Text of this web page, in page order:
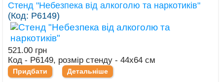
Стенд "Небезпека від алкоголю та наркотиків"
(Код: Р6149)
521.00 грн
Код - Р6149, розмір стенду - 44х64 см
Придбати Детальніше